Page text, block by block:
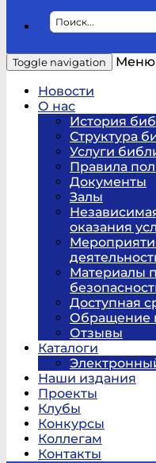
Toggle navigation
Меню
Новости
О нас
История
Структура
Услуги
Правила
Документы
Залы
оказания
Материалы
Доступная
Обращение
Отзывы
Каталоги
Наши издания
Проекты
Клубы
Конкурсы
Коллегам
Контакты